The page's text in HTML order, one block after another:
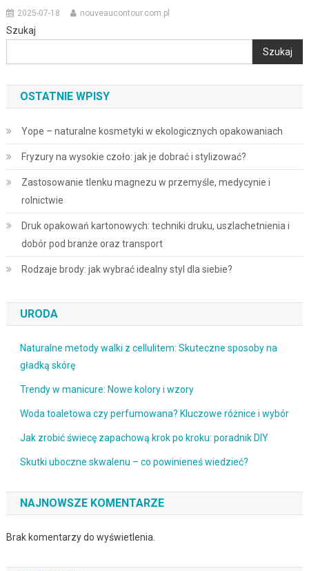
2025-07-18 nouveaucontour.com.pl
Szukaj
Szukaj
OSTATNIE WPISY
Yope – naturalne kosmetyki w ekologicznych opakowaniach
Fryzury na wysokie czoło: jak je dobrać i stylizować?
Zastosowanie tlenku magnezu w przemyśle, medycynie i
rolnictwie
Druk opakowań kartonowych: techniki druku, uszlachetnienia i
dobór pod branże oraz transport
Rodzaje brody: jak wybrać idealny styl dla siebie?
URODA
Naturalne metody walki z cellulitem: Skuteczne sposoby na
gładką skórę
Trendy w manicure: Nowe kolory i wzory
Woda toaletowa czy perfumowana? Kluczowe różnice i wybór
Jak zrobić świecę zapachową krok po kroku: poradnik DIY
Skutki uboczne skwalenu – co powinieneś wiedzieć?
NAJNOWSZE KOMENTARZE
Brak komentarzy do wyświetlenia.